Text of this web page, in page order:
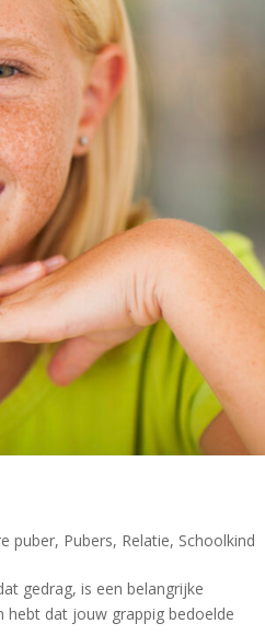
puber, Pubers, Relatie, Schoolkind
gedrag, is een belangrijke
dat jouw grappig bedoelde